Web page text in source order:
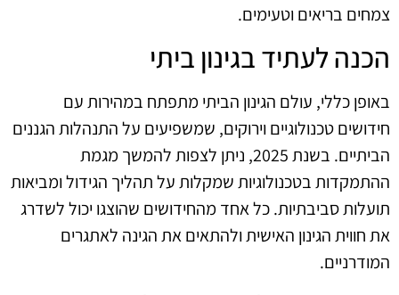
צמחים בריאים וטעימים.
הכנה לעתיד בגינון ביתי
באופן כללי, עולם הגינון הביתי מתפתח במהירות עם
חידושים טכנולוגיים וירוקים, שמשפיעים על התנהלות הגננים
הביתיים. בשנת 2025, ניתן לצפות להמשך מגמת
ההתמקדות בטכנולוגיות שמקלות על תהליך הגידול ומביאות
תועלות סביבתיות. כל אחד מהחידושים שהוצגו יכול לשדרג
את חווית הגינון האישית ולהתאים את הגינה לאתגרים
המודרניים.